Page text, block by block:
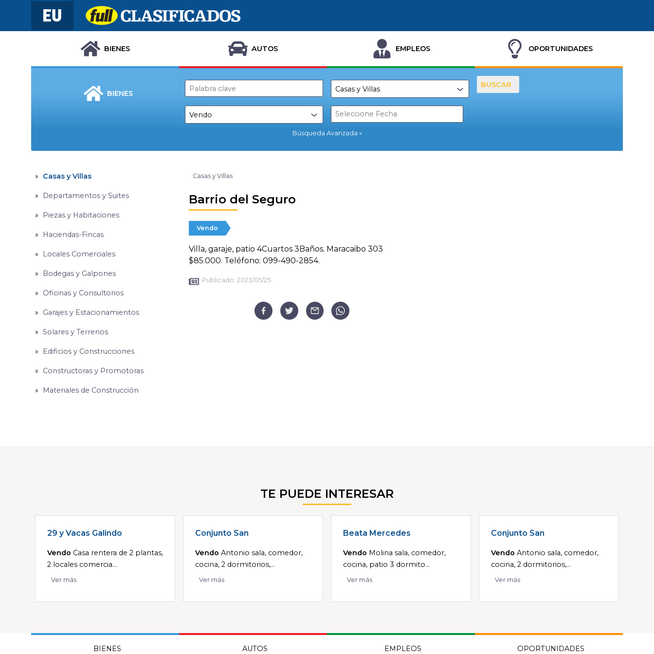
BIENES AUTOS EMPLEOS OPORTUNIDADES
BIENES
Búsqueda Avanzada
BUSCAR
Casas y Villas
Departamentos y Suites
Piezas y Habitaciones
Haciendas-Fincas
Locales Comerciales
Bodegas y Galpones
Oficinas y Consultorios
Garajes y Estacionamientos
Solares y Terrenos
Edificios y Construcciones
Constructoras y Promotoras
Materiales de Construcción
Casas y Villas
Barrio del Seguro
Vendo
Villa, garaje, patio 4Cuartos 3Baños. Maracaibo 303
$85.000. Teléfono: 099-490-2854.
Publicado: 2023/05/25
TE PUEDE INTERESAR
29 y Vacas Galindo
Vendo Casa rentera de 2 plantas,
2 locales comercia...
Ver más
Conjunto San
Vendo Antonio sala, comedor,
cocina, 2 dormitorios,...
Ver más
Beata Mercedes
Vendo Molina sala, comedor,
cocina, patio 3 dormito...
Ver más
Conjunto San
Vendo Antonio sala, comedor,
cocina, 2 dormitorios,...
Ver más
BIENES AUTOS EMPLEOS OPORTUNIDADES